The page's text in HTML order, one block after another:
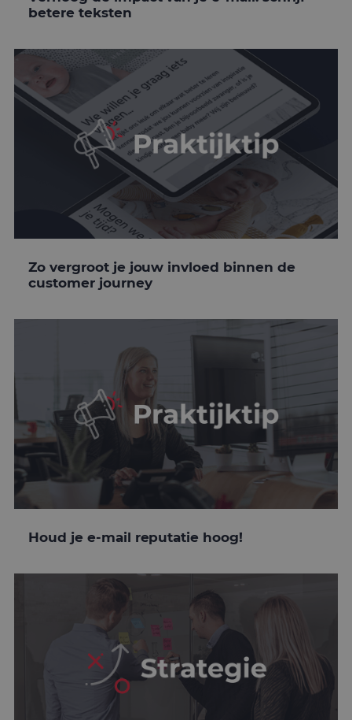
betere teksten
Zo vergroot je jouw invloed binnen de
customer journey
Houd je e-mail reputatie hoog!